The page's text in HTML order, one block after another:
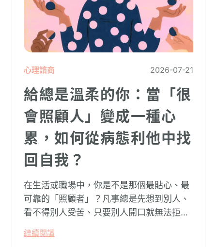
心理諮商 2026-07-21
給總是溫柔的你：當「很
會照顧人」變成一種心
累，如何從病態利他中找
回自我？
在生活或職場中，你是不是那個最貼心、最
可靠的「照顧者」？凡事總是先想到別人、
看不得別人受苦、只要別人開口就無法拒
常在夜深人靜時讓你感到莫名的心累與空
繼續閱讀